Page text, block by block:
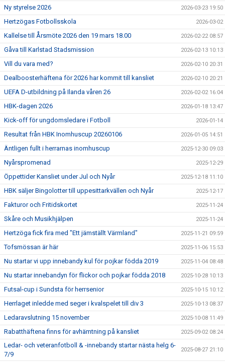
Ny styrelse 2026 2026-03-23 19:50
Hertzögas Fotbollsskola 2026-03-02
Kallelse till Årsmöte 2026 den 19 mars 18.00 2026-02-22 08:57
Gåva till Karlstad Stadsmission 2026-02-13 10:13
Vill du vara med? 2026-02-10 20:31
Dealboosterhäftena för 2026 har kommit till kansliet 2026-02-10 20:21
UEFA D-utbildning på Ilanda våren 26 2026-02-02 16:04
HBK-dagen 2026 2026-01-18 13:47
Kick-off för ungdomsledare i Fotboll 2026-01-14
Resultat från HBK Inomhuscup 20260106 2026-01-05 14:51
Äntligen fullt i herrarnas inomhuscup 2025-12-30 09:03
Nyårspromenad 2025-12-29
Öppettider Kansliet under Jul och Nyår 2025-12-18 11:10
HBK säljer Bingolotter till uppesittarkvällen och Nyår 2025-12-17
Fakturor och Fritidskortet 2025-11-24
Skåre och Musikhjälpen 2025-11-24
Hertzöga fick fira med "Ett jämställt Värmland" 2025-11-21 09:59
Tofsmössan är här 2025-11-06 15:53
Nu startar vi upp innebandy kul för pojkar födda 2019 2025-11-04 08:48
Nu startar innebandyn för flickor och pojkar födda 2018 2025-10-28 10:13
Futsal-cup i Sundsta för herrsenior 2025-10-15 10:12
Herrlaget inledde med seger i kvalspelet till div 3 2025-10-13 08:37
Ledaravslutning 15 november 2025-10-08 11:49
Rabatthäftena finns för avhämtning på kansliet 2025-09-02 08:24
Ledar- och veteranfotboll & -innebandy startar nästa helg 6-
7/9
2025-08-27 21:10